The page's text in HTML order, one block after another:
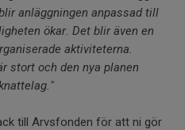
anläggningen anpassad till
ökar. Det blir även en
aktiviteterna.
stort och den nya planen
till Arvsfonden för att ni gör